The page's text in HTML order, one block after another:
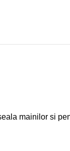
mainilor si